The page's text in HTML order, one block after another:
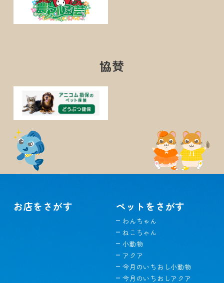
協賛
お店をさがす ペットをさがす
わんちゃん
ねこちゃん
小動物
アクア
今月のいちおし小動物
今月のいちおしアクア